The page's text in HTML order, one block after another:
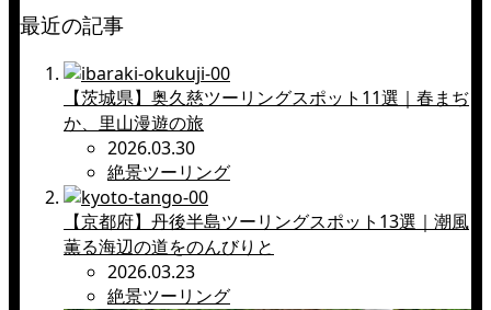
最近の記事
【茨城県】奥久慈ツーリングスポット11選｜春まぢ
か、里山漫遊の旅
2026.03.30
絶景ツーリング
【京都府】丹後半島ツーリングスポット13選｜潮風
薫る海辺の道をのんびりと
2026.03.23
絶景ツーリング